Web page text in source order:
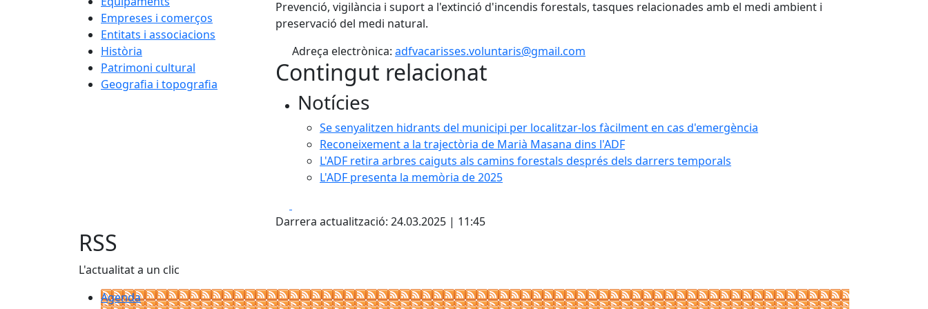
Empreses i comerços
Entitats i associacions
Història
Patrimoni cultural
Geografia i topografia
Prevenció, vigilància i suport a l'extinció d'incendis forestals, tasques relacionades amb el medi ambient i
preservació del medi natural.
Adreça electrònica: adfvacarisses.voluntaris@gmail.com
Contingut relacionat
Notícies
Se senyalitzen hidrants del municipi per localitzar-los fàcilment en cas d'emergència
Reconeixement a la trajectòria de Marià Masana dins l'ADF
L'ADF retira arbres caiguts als camins forestals després dels darrers temporals
L'ADF presenta la memòria de 2025
Darrera actualització: 24.03.2025 | 11:45
RSS
L'actualitat a un clic
Agenda